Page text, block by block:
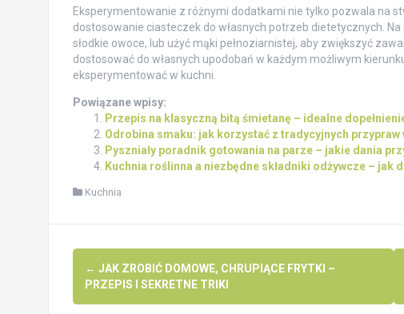
Eksperymentowanie z różnymi dodatkami nie tylko pozwala na
dostosowanie ciasteczek do własnych potrzeb dietetycznych.
słodkie owoce, lub użyć mąki pełnoziarnistej, aby zwiększyć
dostosować do własnych upodobań w każdym możliwym
eksperymentować w kuchni.
Powiązane wpisy:
Przepis na klasyczną bitą śmietanę – idealne
Odrobina smaku: jak korzystać z tradycyjnych przypraw
Pyszniały poradnik gotowania na parze – jakie dania
Kuchnia roślinna a niezbędne składniki odżywcze – jak
Kuchnia
Post
navigation
← JAK ZROBIĆ DOMOWE, CHRUPIĄCE FRYTKI –
PRZEPIS I SEKRETNE TRIKI